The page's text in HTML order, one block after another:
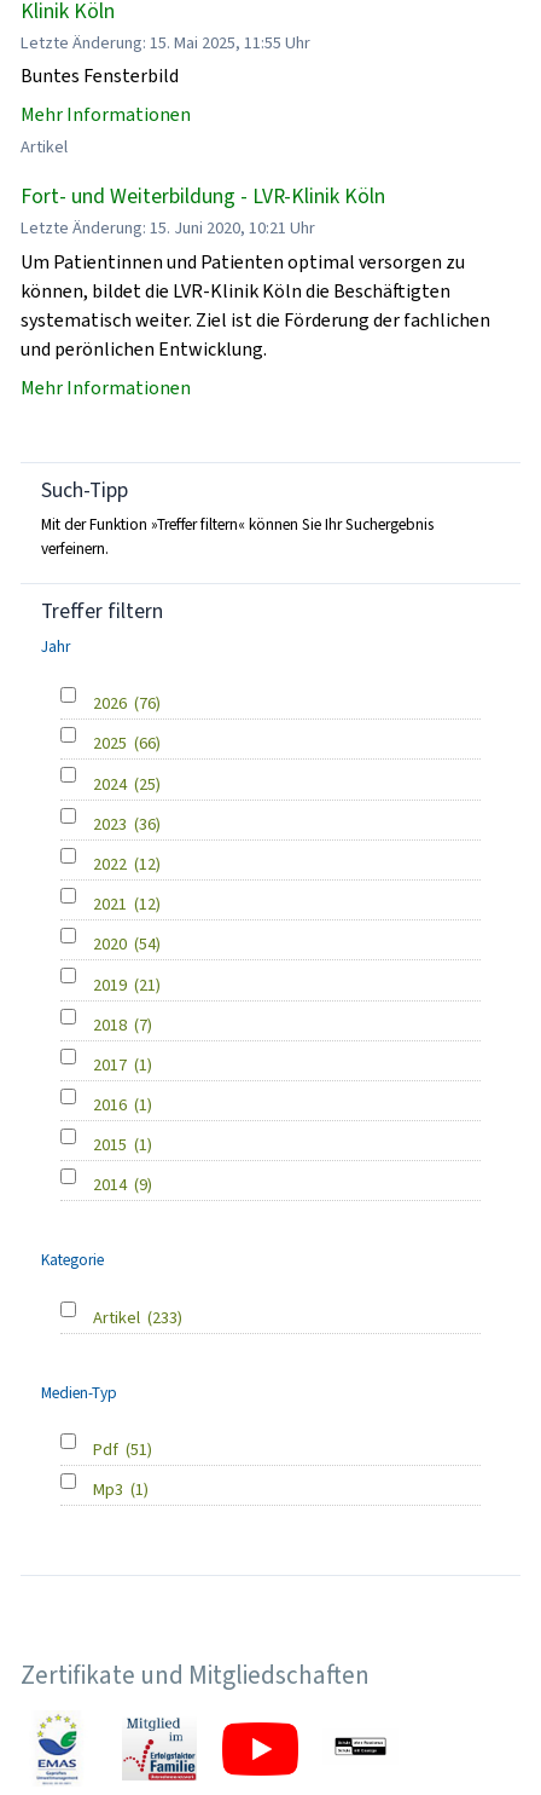
Klinik Köln
Letzte Änderung: 15. Mai 2025, 11:55 Uhr
Buntes Fensterbild
Mehr Informationen
Artikel
Fort- und Weiterbildung - LVR-Klinik Köln
Letzte Änderung: 15. Juni 2020, 10:21 Uhr
Um Patientinnen und Patienten optimal versorgen zu
können, bildet die LVR-Klinik Köln die Beschäftigten
systematisch weiter. Ziel ist die Förderung der fachlichen
und perönlichen Entwicklung.
Mehr Informationen
Such-Tipp
Mit der Funktion »Treffer filtern« können Sie Ihr Suchergebnis
verfeinern.
Treffer filtern
Jahr
2026 (76)
2025 (66)
2024 (25)
2023 (36)
2022 (12)
2021 (12)
2020 (54)
2019 (21)
2018 (7)
2017 (1)
2016 (1)
2015 (1)
2014 (9)
Kategorie
Artikel (233)
Medien-Typ
Pdf (51)
Mp3 (1)
Zertifikate und Mitgliedschaften